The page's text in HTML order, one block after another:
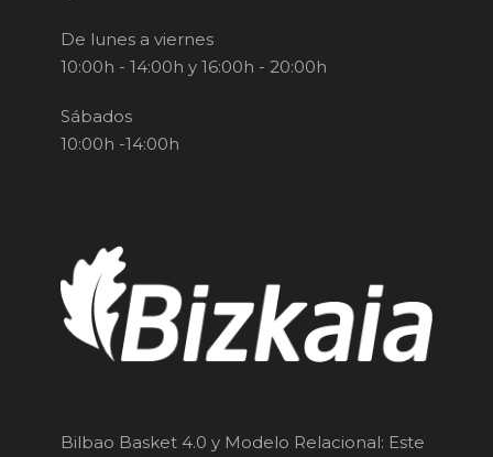
De lunes a viernes
10:00h - 14:00h y 16:00h - 20:00h
Sábados
10:00h -14:00h
Bilbao Basket 4.0 y Modelo Relacional: Este